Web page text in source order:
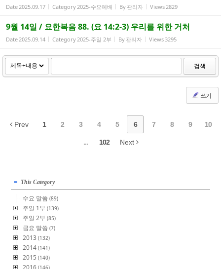
Date2025.09.17 Category2025-수요예배 By 관리자 Views2829
9월 14일 / 요한복음 88. (요 14:2-3) 우리를 위한 거처
Date2025.09.14 Category2025-주일 2부 By 관리자 Views3295
검색
쓰기
Prev 1 2 3 4 5 6 7 8 9 10
... 102 Next
This Category
수요 말씀(89)
주일 1부(139)
주일 2부(85)
금요 말씀(7)
2013(132)
2014(141)
2015(140)
2016(146)